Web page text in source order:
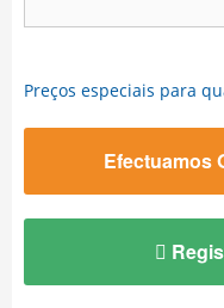
Preços especiais para
Efectuamos